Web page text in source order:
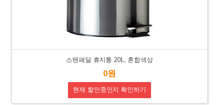
스텐페달 휴지통 20L, 혼합색상
0원
현재 할인중인지 확인하기